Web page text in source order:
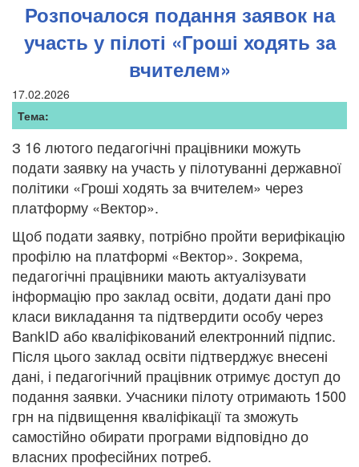
Розпочалося подання заявок на
участь у пілоті «Гроші ходять за
вчителем»
17.02.2026
Тема:
З 16 лютого педагогічні працівники можуть
подати заявку на участь у пілотуванні державної
політики «Гроші ходять за вчителем» через
платформу «Вектор».
Щоб подати заявку, потрібно пройти верифікацію
профілю на платформі «Вектор». Зокрема,
педагогічні працівники мають актуалізувати
інформацію про заклад освіти, додати дані про
класи викладання та підтвердити особу через
BankID або кваліфікований електронний підпис.
Після цього заклад освіти підтверджує внесені
дані, і педагогічний працівник отримує доступ до
подання заявки. Учасники пілоту отримають 1500
грн на підвищення кваліфікації та зможуть
самостійно обирати програми відповідно до
власних професійних потреб.